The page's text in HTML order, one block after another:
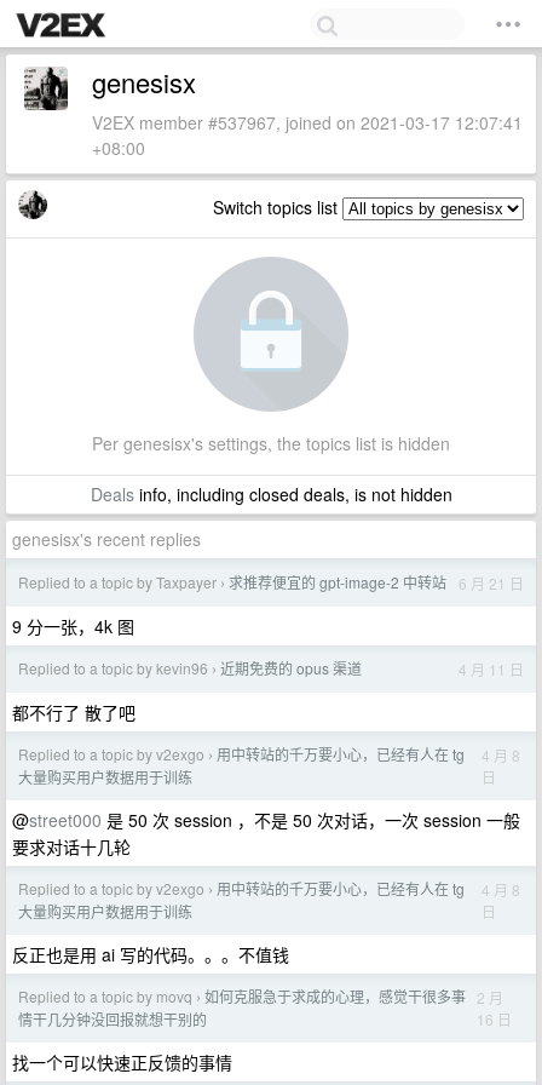
genesisx
V2EX member #537967, joined on 2021-03-17 12:07:41
+08:00
Switch topics list
Per genesisx's settings, the topics list is hidden
Dealsinfo, including closed deals, is not hidden
genesisx's recent replies
Replied to a topic by Taxpayer › 求推荐便宜的 gpt-image-2 中转站 6 月 21 日
9 分一张，4k 图
Replied to a topic by kevin96 › 近期免费的 opus 渠道 4 月 11 日
都不行了 散了吧
Replied to a topic by v2exgo › 用中转站的千万要小心，已经有人在 tg
大量购买用户数据用于训练
4 月 8
日
@street000 是 50 次 session ，不是 50 次对话，一次 session 一般
要求对话十几轮
Replied to a topic by v2exgo › 用中转站的千万要小心，已经有人在 tg
大量购买用户数据用于训练
4 月 8
日
反正也是用 ai 写的代码。。。不值钱
Replied to a topic by movq › 如何克服急于求成的心理，感觉干很多事
情干几分钟没回报就想干别的
2 月
16 日
找一个可以快速正反馈的事情